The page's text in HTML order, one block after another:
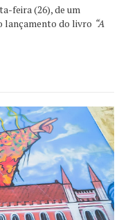
feira (26), de um
lançamento do livro “A